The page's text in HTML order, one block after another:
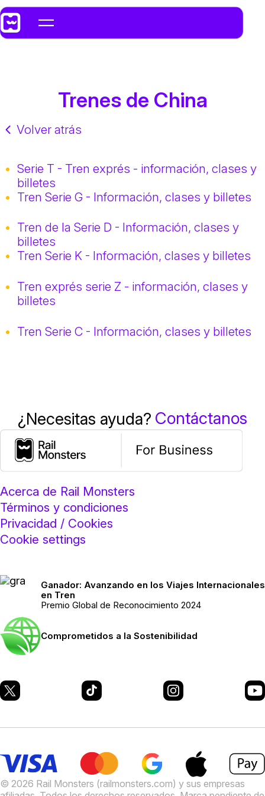
Trenes de China
Volver atrás
Serie T - Tren exprés - información, clases y
billetes
Tren Serie G - Información, clases y billetes
Tren de la Serie D - Información, clases y
billetes
Tren Serie K - Información, clases y billetes
Tren exprés serie Z - información, clases y
billetes
Tren Serie C - Información, clases y billetes
¿Necesitas ayuda? Contáctanos
Acerca de Rail Monsters
Términos y condiciones
Privacidad / Cookies
Cookie settings
Ganador: Avanzando en los Viajes Internacionales
en Tren
Premio Global de Reconocimiento 2024
Comprometidos a la Sostenibilidad
© 2026 Rail Monsters (railmonsters.com) y sus empresas